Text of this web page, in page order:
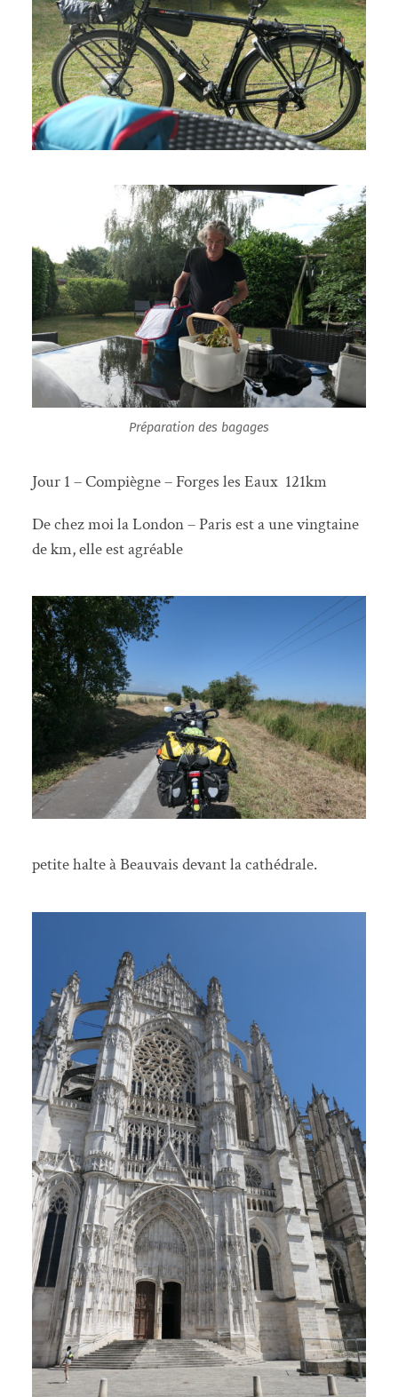
Préparation des bagages
Jour 1 – Compiègne – Forges les Eaux 121km
De chez moi la London – Paris est a une vingtaine
de km, elle est agréable
petite halte à Beauvais devant la cathédrale.